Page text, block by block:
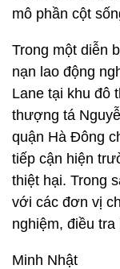
mô phần cột
Trong một diễn
nạn lao động
Lane tại khu đô
thượng tá
quận Hà Đông
tiếp cận hiện
thiệt hại. Trong
với các đơn vị
nghiệm, điều
Minh Nhật